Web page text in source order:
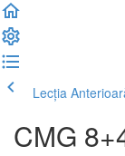
Lecția
CMG